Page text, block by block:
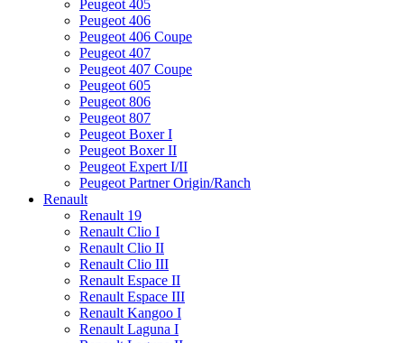
Peugeot 405
Peugeot 406
Peugeot 406 Coupe
Peugeot 407
Peugeot 407 Coupe
Peugeot 605
Peugeot 806
Peugeot 807
Peugeot Boxer I
Peugeot Boxer II
Peugeot Expert I/II
Peugeot Partner Origin/Ranch
Renault
Renault 19
Renault Clio I
Renault Clio II
Renault Clio III
Renault Espace II
Renault Espace III
Renault Kangoo I
Renault Laguna I